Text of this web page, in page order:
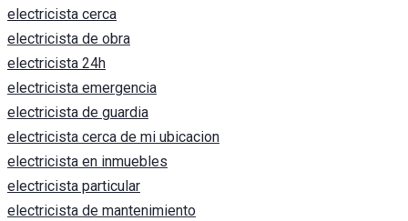
electricista cerca
electricista de obra
electricista 24h
electricista emergencia
electricista de guardia
electricista cerca de mi ubicacion
electricista en inmuebles
electricista particular
electricista de mantenimiento